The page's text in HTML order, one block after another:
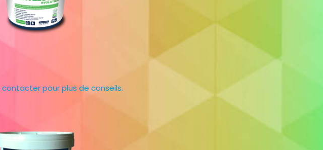
pour plus de conseils.